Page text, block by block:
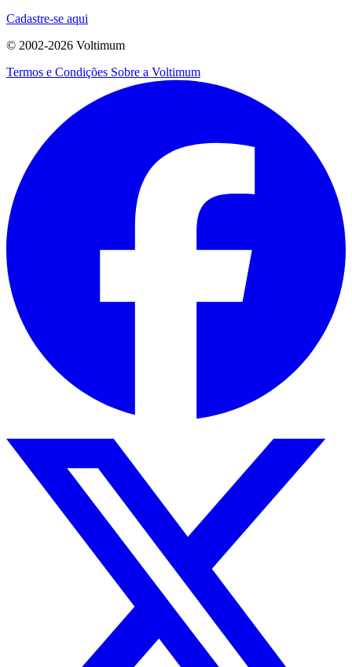
Cadastre-se aqui
© 2002-2026 Voltimum
Termos e Condições Sobre a Voltimum